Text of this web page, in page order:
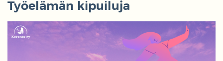
Työelämän kipuiluja